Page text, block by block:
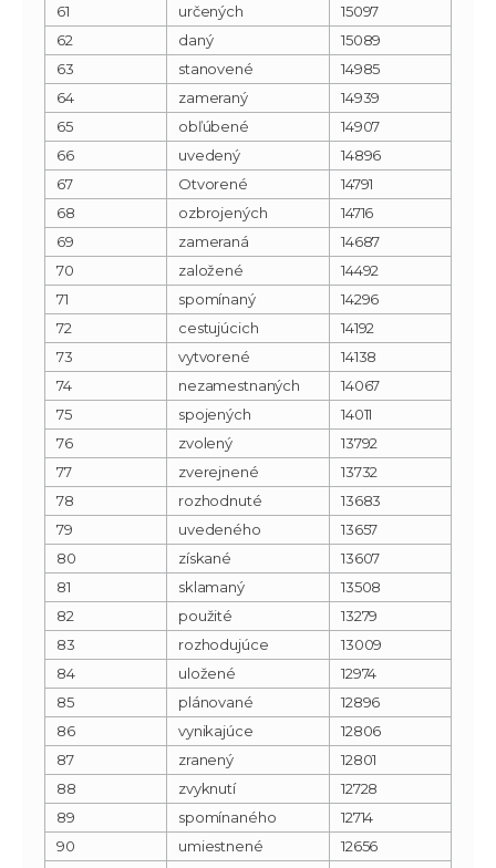
61
určených
15097
62
daný
15089
63
stanovené
14985
64
zameraný
14939
65
obľúbené
14907
66
uvedený
14896
67
Otvorené
14791
68
ozbrojených
14716
69
zameraná
14687
70
založené
14492
71
spomínaný
14296
72
cestujúcich
14192
73
vytvorené
14138
74
nezamestnaných
14067
75
spojených
14011
76
zvolený
13792
77
zverejnené
13732
78
rozhodnuté
13683
79
uvedeného
13657
80
získané
13607
81
sklamaný
13508
82
použité
13279
83
rozhodujúce
13009
84
uložené
12974
85
plánované
12896
86
vynikajúce
12806
87
zranený
12801
88
zvyknutí
12728
89
spomínaného
12714
90
umiestnené
12656